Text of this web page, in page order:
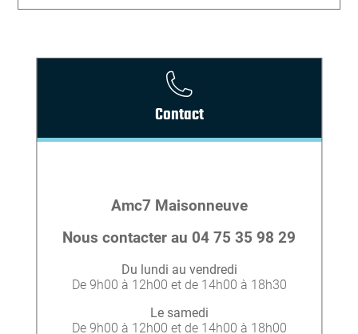
Contact
Amc7 Maisonneuve
Nous contacter au 04 75 35 98 29
Du lundi au vendredi
De 9h00 à 12h00 et de 14h00 à 18h30
Le samedi
De 9h00 à 12h00 et de 14h00 à 18h00